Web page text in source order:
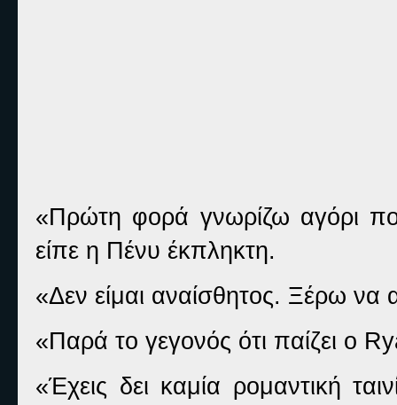
«Πρώτη φορά γνωρίζω αγόρι
είπε η Πένυ έκπληκτη.
«Δεν είμαι αναίσθητος. Ξέρω να
«Παρά το γεγονός ότι παίζει ο
«Έχεις δει καμία ρομαντική